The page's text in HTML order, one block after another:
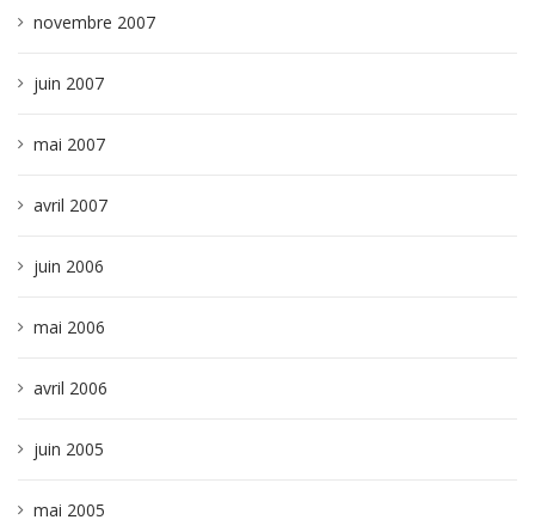
novembre 2007
juin 2007
mai 2007
avril 2007
juin 2006
mai 2006
avril 2006
juin 2005
mai 2005